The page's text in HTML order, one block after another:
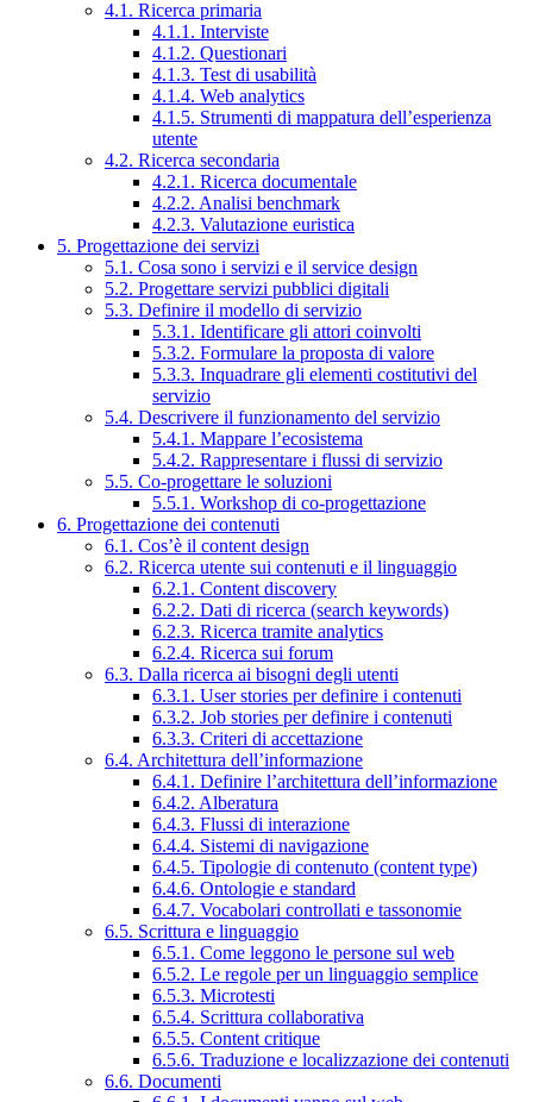
4.1. Ricerca primaria
4.1.1. Interviste
4.1.2. Questionari
4.1.3. Test di usabilità
4.1.4. Web analytics
4.1.5. Strumenti di mappatura dell’esperienza
utente
4.2. Ricerca secondaria
4.2.1. Ricerca documentale
4.2.2. Analisi benchmark
4.2.3. Valutazione euristica
5. Progettazione dei servizi
5.1. Cosa sono i servizi e il service design
5.2. Progettare servizi pubblici digitali
5.3. Definire il modello di servizio
5.3.1. Identificare gli attori coinvolti
5.3.2. Formulare la proposta di valore
5.3.3. Inquadrare gli elementi costitutivi del
servizio
5.4. Descrivere il funzionamento del servizio
5.4.1. Mappare l’ecosistema
5.4.2. Rappresentare i flussi di servizio
5.5. Co-progettare le soluzioni
5.5.1. Workshop di co-progettazione
6. Progettazione dei contenuti
6.1. Cos’è il content design
6.2. Ricerca utente sui contenuti e il linguaggio
6.2.1. Content discovery
6.2.2. Dati di ricerca (search keywords)
6.2.3. Ricerca tramite analytics
6.2.4. Ricerca sui forum
6.3. Dalla ricerca ai bisogni degli utenti
6.3.1. User stories per definire i contenuti
6.3.2. Job stories per definire i contenuti
6.3.3. Criteri di accettazione
6.4. Architettura dell’informazione
6.4.1. Definire l’architettura dell’informazione
6.4.2. Alberatura
6.4.3. Flussi di interazione
6.4.4. Sistemi di navigazione
6.4.5. Tipologie di contenuto (content type)
6.4.6. Ontologie e standard
6.4.7. Vocabolari controllati e tassonomie
6.5. Scrittura e linguaggio
6.5.1. Come leggono le persone sul web
6.5.2. Le regole per un linguaggio semplice
6.5.3. Microtesti
6.5.4. Scrittura collaborativa
6.5.5. Content critique
6.5.6. Traduzione e localizzazione dei contenuti
6.6. Documenti